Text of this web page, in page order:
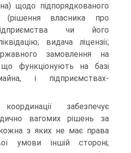
щодо підпорядкованого
(рішення власника про
чи його
видача ліцензії;
замовлення на
що функціонують на базі
і підприємствах-
забезпечує
вагомих рішень за
з яких не має пра­ва
умови іншій стороні;